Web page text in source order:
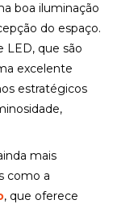
boa iluminação
do espaço.
LED, que são
excelente
estratégicos
mais
como a
, que oferece